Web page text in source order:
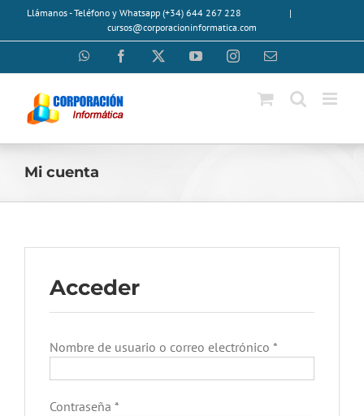
SaltarLlámanos - Teléfono y Whatsapp (+34) 644 267 228
|
cursos@corporacioninformatica.com
WhatsAppFacebook YouTubeInstagramCorreo
Mi cuenta
Acceder
Nombre de usuario o correo electrónico *
Contraseña *